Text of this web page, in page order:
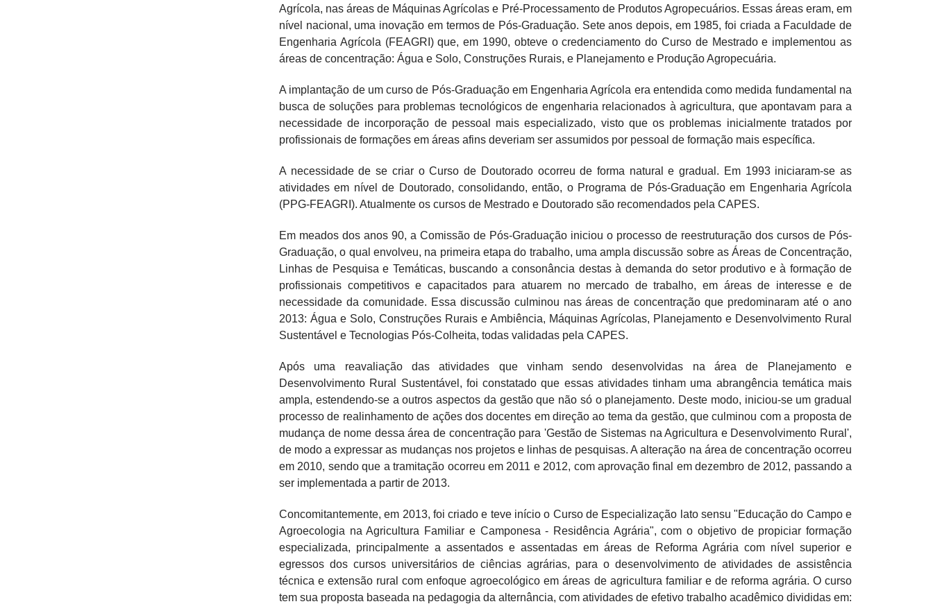
Agrícola, nas áreas de Máquinas Agrícolas e Pré-Processamento de Produtos Agropecuários. Essas áreas eram, em
nível nacional, uma inovação em termos de Pós-Graduação. Sete anos depois, em 1985, foi criada a Faculdade de
Engenharia Agrícola (FEAGRI) que, em 1990, obteve o credenciamento do Curso de Mestrado e implementou as
áreas de concentração: Água e Solo, Construções Rurais, e Planejamento e Produção Agropecuária.
A implantação de um curso de Pós-Graduação em Engenharia Agrícola era entendida como medida fundamental na
busca de soluções para problemas tecnológicos de engenharia relacionados à agricultura, que apontavam para a
necessidade de incorporação de pessoal mais especializado, visto que os problemas inicialmente tratados por
profissionais de formações em áreas afins deveriam ser assumidos por pessoal de formação mais específica.
A necessidade de se criar o Curso de Doutorado ocorreu de forma natural e gradual. Em 1993 iniciaram-se as
atividades em nível de Doutorado, consolidando, então, o Programa de Pós-Graduação em Engenharia Agrícola
(PPG-FEAGRI). Atualmente os cursos de Mestrado e Doutorado são recomendados pela CAPES.
Em meados dos anos 90, a Comissão de Pós-Graduação iniciou o processo de reestruturação dos cursos de Pós-
Graduação, o qual envolveu, na primeira etapa do trabalho, uma ampla discussão sobre as Áreas de Concentração,
Linhas de Pesquisa e Temáticas, buscando a consonância destas à demanda do setor produtivo e à formação de
profissionais competitivos e capacitados para atuarem no mercado de trabalho, em áreas de interesse e de
necessidade da comunidade. Essa discussão culminou nas áreas de concentração que predominaram até o ano
2013: Água e Solo, Construções Rurais e Ambiência, Máquinas Agrícolas, Planejamento e Desenvolvimento Rural
Sustentável e Tecnologias Pós-Colheita, todas validadas pela CAPES.
Após uma reavaliação das atividades que vinham sendo desenvolvidas na área de Planejamento e
Desenvolvimento Rural Sustentável, foi constatado que essas atividades tinham uma abrangência temática mais
ampla, estendendo-se a outros aspectos da gestão que não só o planejamento. Deste modo, iniciou-se um gradual
processo de realinhamento de ações dos docentes em direção ao tema da gestão, que culminou com a proposta de
mudança de nome dessa área de concentração para 'Gestão de Sistemas na Agricultura e Desenvolvimento Rural',
de modo a expressar as mudanças nos projetos e linhas de pesquisas. A alteração na área de concentração ocorreu
em 2010, sendo que a tramitação ocorreu em 2011 e 2012, com aprovação final em dezembro de 2012, passando a
ser implementada a partir de 2013.
Concomitantemente, em 2013, foi criado e teve início o Curso de Especialização lato sensu "Educação do Campo e
Agroecologia na Agricultura Familiar e Camponesa - Residência Agrária", com o objetivo de propiciar formação
especializada, principalmente a assentados e assentadas em áreas de Reforma Agrária com nível superior e
egressos dos cursos universitários de ciências agrárias, para o desenvolvimento de atividades de assistência
técnica e extensão rural com enfoque agroecológico em áreas de agricultura familiar e de reforma agrária. O curso
tem sua proposta baseada na pedagogia da alternância, com atividades de efetivo trabalho acadêmico divididas em: